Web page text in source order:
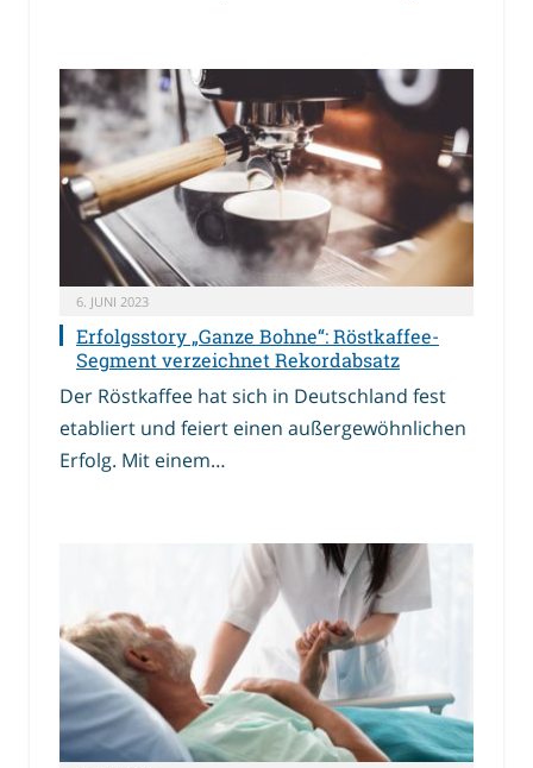
6. JUNI 2023
Erfolgsstory „Ganze Bohne“: Röstkaffee-
Segment verzeichnet Rekordabsatz
Der Röstkaffee hat sich in Deutschland fest
etabliert und feiert einen außergewöhnlichen
Erfolg. Mit einem…